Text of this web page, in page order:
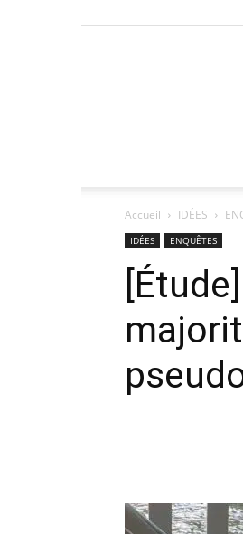
Accueil IDÉES
IDÉES ENQUÊTES